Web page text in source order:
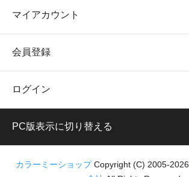
マイアカウント
会員登録
ログイン
PC版表示に切り替える
カラーミーショップ Copyright (C) 2005-2026